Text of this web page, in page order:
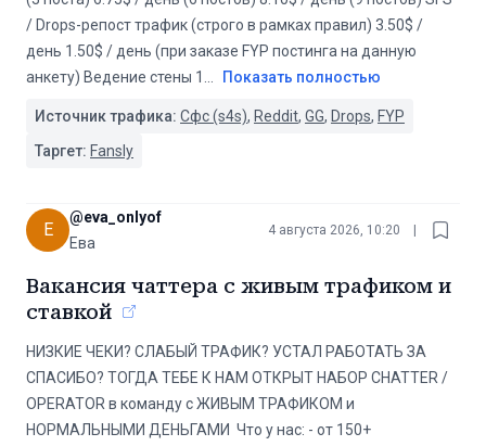
/ Drops-репост трафик (строго в рамках правил) 3.50$ /
день 1.50$ / день (при заказе FYP постинга на данную
анкету) Ведение стены 1
Показать полностью
Источник трафика: Сфс (s4s), Reddit, GG, Drops, FYP
Таргет: Fansly
E
@eva_onlyof
Ева
4 августа 2026, 10:20
Вакансия чаттера с живым трафиком и
ставкой
НИЗКИЕ ЧЕКИ? СЛАБЫЙ ТРАФИК? УСТАЛ РАБОТАТЬ ЗА
СПАСИБО? ТОГДА ТЕБЕ К НАМ ОТКРЫТ НАБОР CHATTER /
OPERATOR в команду с ЖИВЫМ ТРАФИКОМ и
НОРМАЛЬНЫМИ ДЕНЬГАМИ ️ Что у нас: - от 150+